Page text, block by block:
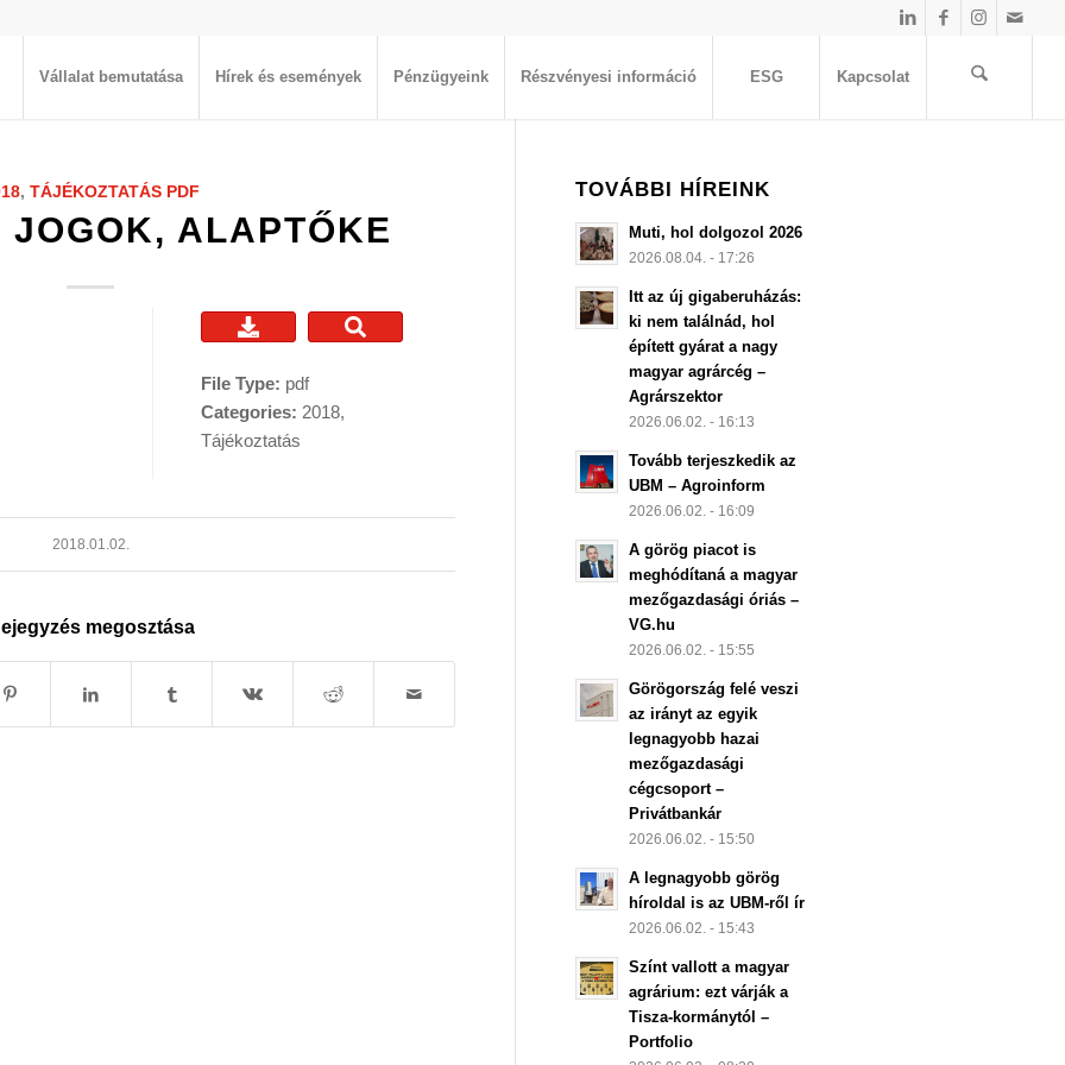
Vállalat bemutatása Hírek és események Pénzügyeink Részvényesi információ ESG Kapcsolat
, TÁJÉKOZTATÁS PDF
JOGOK, ALAPTŐKE
File Type: pdf
Categories: 2018,
Tájékoztatás
2018.01.02.
megosztása
TOVÁBBI HÍREINK
Muti, hol dolgozol 2026
2026.08.04. - 17:26
Itt az új gigaberuházás:
ki nem találnád, hol
épített gyárat a nagy
magyar agrárcég –
Agrárszektor
2026.06.02. - 16:13
Tovább terjeszkedik az
UBM – Agroinform
2026.06.02. - 16:09
A görög piacot is
meghódítaná a magyar
mezőgazdasági óriás –
VG.hu
2026.06.02. - 15:55
Görögország felé veszi
az irányt az egyik
legnagyobb hazai
mezőgazdasági
cégcsoport –
Privátbankár
2026.06.02. - 15:50
A legnagyobb görög
híroldal is az UBM-ről ír
2026.06.02. - 15:43
Színt vallott a magyar
agrárium: ezt várják a
Tisza-kormánytól –
Portfolio